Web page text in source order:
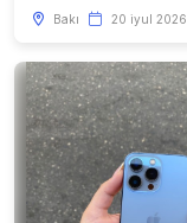
Bakı 20 iyul 2026